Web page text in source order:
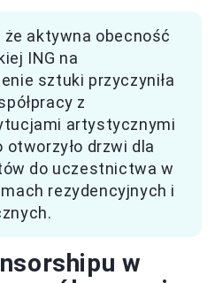
aktywna obecność
ING na
sztuki przyczyniła
z
artystycznymi
otworzyło drzwi dla
do uczestnictwa w
rezydencyjnych i
w